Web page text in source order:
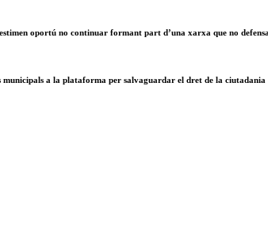
oportú no continuar formant part d’una xarxa que no
a la plataforma per salvaguardar el dret de la